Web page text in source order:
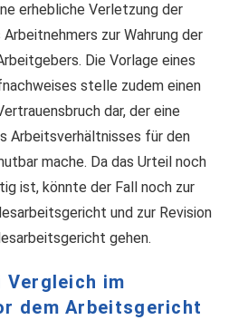
erhebliche Verletzung der
zur Wahrung der
Die Vorlage eines
stelle zudem einen
dar, der eine
Arbeitsverhältnisses für den
mache. Da das Urteil noch
ist, könnte der Fall noch zur
und zur Revision
gehen.
Vergleich im
dem Arbeitsgericht